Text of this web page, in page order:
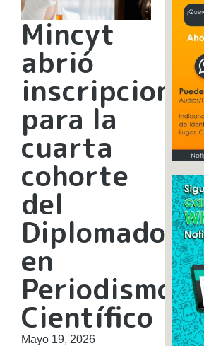
Mincyt
abrió
inscripciones
para la
cuarta
cohorte
del
Diplomado
en
Periodismo
Científico
Mayo 19, 2026